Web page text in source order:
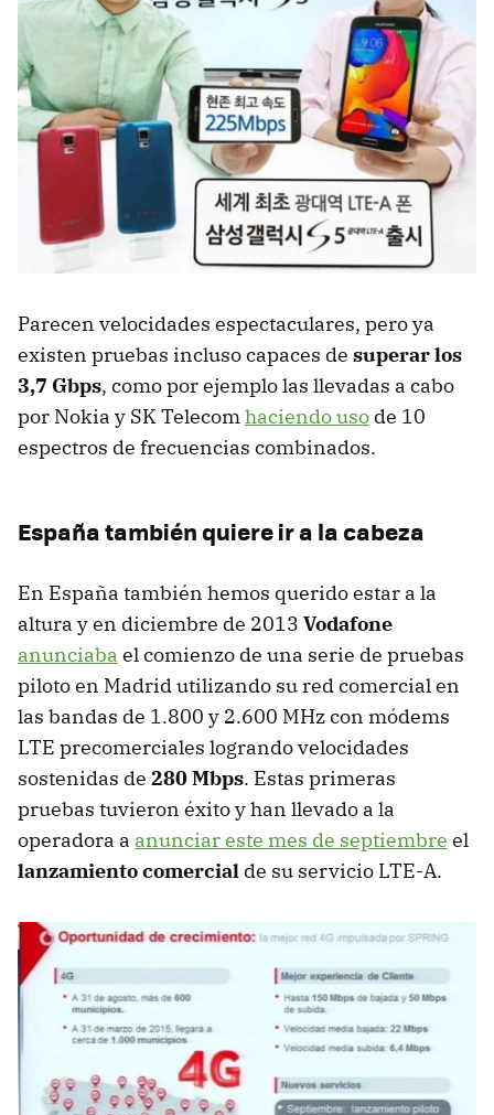
Parecen velocidades espectaculares, pero ya
existen pruebas incluso capaces de superar los
3,7 Gbps, como por ejemplo las llevadas a cabo
por Nokia y SK Telecomhaciendo uso de 10
espectros de frecuencias combinados.
España también quiere ir a la cabeza
En España también hemos querido estar a la
altura y en diciembre de 2013 Vodafone
anunciaba el comienzo de una serie de pruebas
piloto en Madrid utilizando su red comercial en
las bandas de 1.800 y 2.600 MHz con módems
LTE precomerciales logrando velocidades
sostenidas de 280 Mbps. Estas primeras
pruebas tuvieron éxito y han llevado a la
operadora a anunciar este mes de septiembre el
lanzamiento comercial de su servicio LTE-A.